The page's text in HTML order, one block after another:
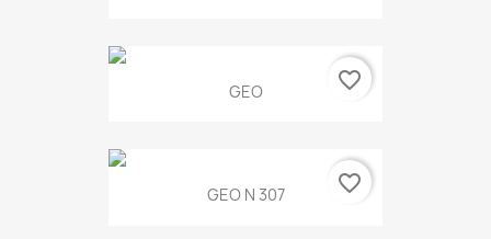
GEO favorite_border
GEO N 307 favorite_border